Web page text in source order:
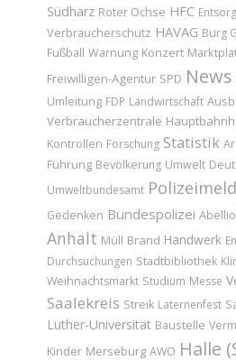
Südharz Roter Ochse HFC
Verbraucherschutz HAVAG Burg
Fußball Warnung Konzert
Freiwilligen-Agentur SPD News
Umleitung FDP Landwirtschaft
Verbraucherzentrale
Kontrollen Forschung Statistik
Führung Bevölkerung Umwelt
Umweltbundesamt
Gedenken Bundespolizei Abellio
Anhalt Müll Brand Handwerk
Durchsuchungen Stadtbibliothek
Weihnachtsmarkt Studium Messe
Saalekreis Streik Laternenfest
Luther-Universität Baustelle
Kinder Merseburg AWO Halle